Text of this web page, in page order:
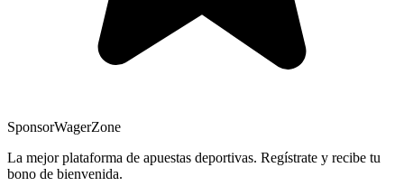
SponsorWagerZone
La mejor plataforma de apuestas deportivas. Regístrate y recibe tu
bono de bienvenida.